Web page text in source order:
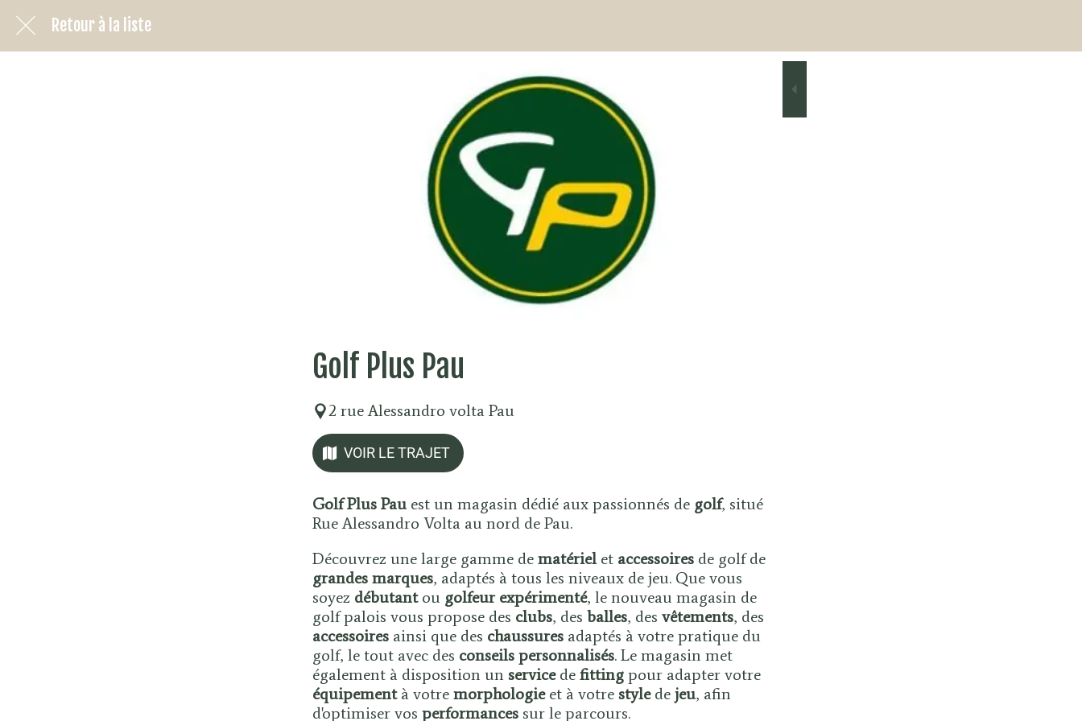
Retour à la liste
Golf Plus Pau
2 rue Alessandro volta Pau
VOIR LE TRAJET
Golf Plus Pau est un magasin dédié aux passionnés de golf, situé
Rue Alessandro Volta au nord de Pau.
Découvrez une large gamme de matériel et accessoires de golf de
grandes marques, adaptés à tous les niveaux de jeu. Que vous
soyez débutantou golfeur expérimenté, le nouveau magasin de
golf palois vous propose des clubs, des balles, des vêtements, des
accessoires ainsi que des chaussures adaptés à votre pratique du
golf, le tout avec des conseils personnalisés. Le magasin met
également à disposition un servicede fitting pour adapter votre
équipementà votre morphologie et à votre stylede jeu, afin
d'optimiser vos performances sur le parcours.